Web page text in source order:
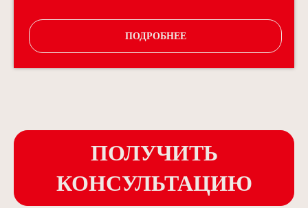
ПОДРОБНЕЕ
ПОЛУЧИТЬ
КОНСУЛЬТАЦИЮ